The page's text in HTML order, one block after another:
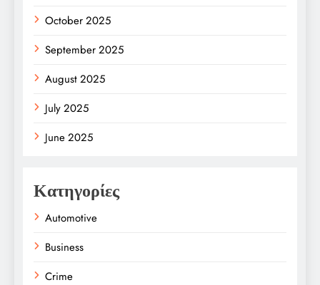
October 2025
September 2025
August 2025
July 2025
June 2025
Κατηγορίες
Automotive
Business
Crime